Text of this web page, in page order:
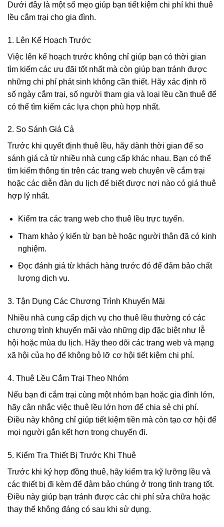
Dưới đây là một số mẹo giúp bạn tiết kiệm chi phí khi thuê
lều cắm trại cho gia đình.
1. Lên Kế Hoạch Trước
Việc lên kế hoạch trước không chỉ giúp bạn có thời gian
tìm kiếm các ưu đãi tốt nhất mà còn giúp bạn tránh được
những chi phí phát sinh không cần thiết. Hãy xác định rõ
số ngày cắm trại, số người tham gia và loại lều cần thuê để
có thể tìm kiếm các lựa chọn phù hợp nhất.
2. So Sánh Giá Cả
Trước khi quyết định thuê lều, hãy dành thời gian để so
sánh giá cả từ nhiều nhà cung cấp khác nhau. Bạn có thể
tìm kiếm thông tin trên các trang web chuyên về cắm trại
hoặc các diễn đàn du lịch để biết được nơi nào có giá thuê
hợp lý nhất.
Kiểm tra các trang web cho thuê lều trực tuyến.
Tham khảo ý kiến từ bạn bè hoặc người thân đã có kinh
nghiệm.
Đọc đánh giá từ khách hàng trước đó để đảm bảo chất
lượng dịch vụ.
3. Tận Dụng Các Chương Trình Khuyến Mãi
Nhiều nhà cung cấp dịch vụ cho thuê lều thường có các
chương trình khuyến mãi vào những dịp đặc biệt như lễ
hội hoặc mùa du lịch. Hãy theo dõi các trang web và mạng
xã hội của họ để không bỏ lỡ cơ hội tiết kiệm chi phí.
4. Thuê Lều Cắm Trại Theo Nhóm
Nếu bạn đi cắm trại cùng một nhóm bạn hoặc gia đình lớn,
hãy cân nhắc việc thuê lều lớn hơn để chia sẻ chi phí.
Điều này không chỉ giúp tiết kiệm tiền mà còn tạo cơ hội để
mọi người gắn kết hơn trong chuyến đi.
5. Kiểm Tra Thiết Bị Trước Khi Thuê
Trước khi ký hợp đồng thuê, hãy kiểm tra kỹ lưỡng lều và
các thiết bị đi kèm để đảm bảo chúng ở trong tình trạng tốt.
Điều này giúp bạn tránh được các chi phí sửa chữa hoặc
thay thế không đáng có sau khi sử dụng.